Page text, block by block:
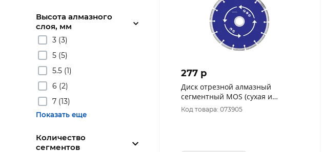
Высота алмазного
слоя, мм
3 (3)
5 (5)
5.5 (1)
6 (2)
7 (13)
Показать еще
Количество
сегментов
277 p
Диск отрезной алмазный
сегментный MOS (сухая и
влажная резка) 125х1,9х7,0х22,2
мм 37212М
Код товара: 073905